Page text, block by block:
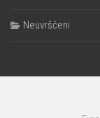
Neuvrščeni